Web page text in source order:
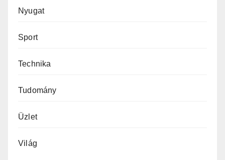
Nyugat
Sport
Technika
Tudomány
Üzlet
Világ